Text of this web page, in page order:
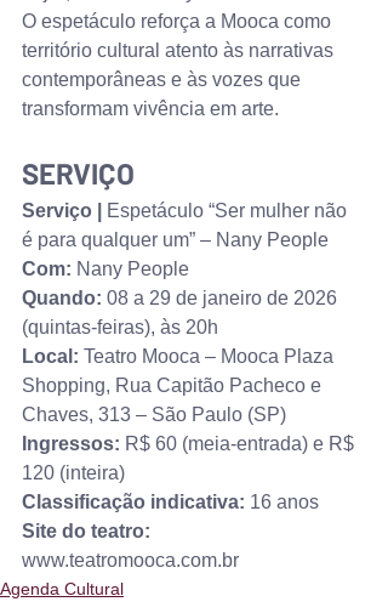
O espetáculo reforça a Mooca como
território cultural atento às narrativas
contemporâneas e às vozes que
transformam vivência em arte.
SERVIÇO
Serviço |
Espetáculo “Ser mulher não
é para qualquer um” – Nany People
Com: Nany People
Quando: 08 a 29 de janeiro de 2026
(quintas‑feiras), às 20h
Local: Teatro Mooca – Mooca Plaza
Shopping, Rua Capitão Pacheco e
Chaves, 313 – São Paulo (SP)
Ingressos: R$ 60 (meia‑entrada) e R$
120 (inteira)
Classificação indicativa: 16 anos
Site do teatro:
www.teatromooca.com.br
Agenda Cultural